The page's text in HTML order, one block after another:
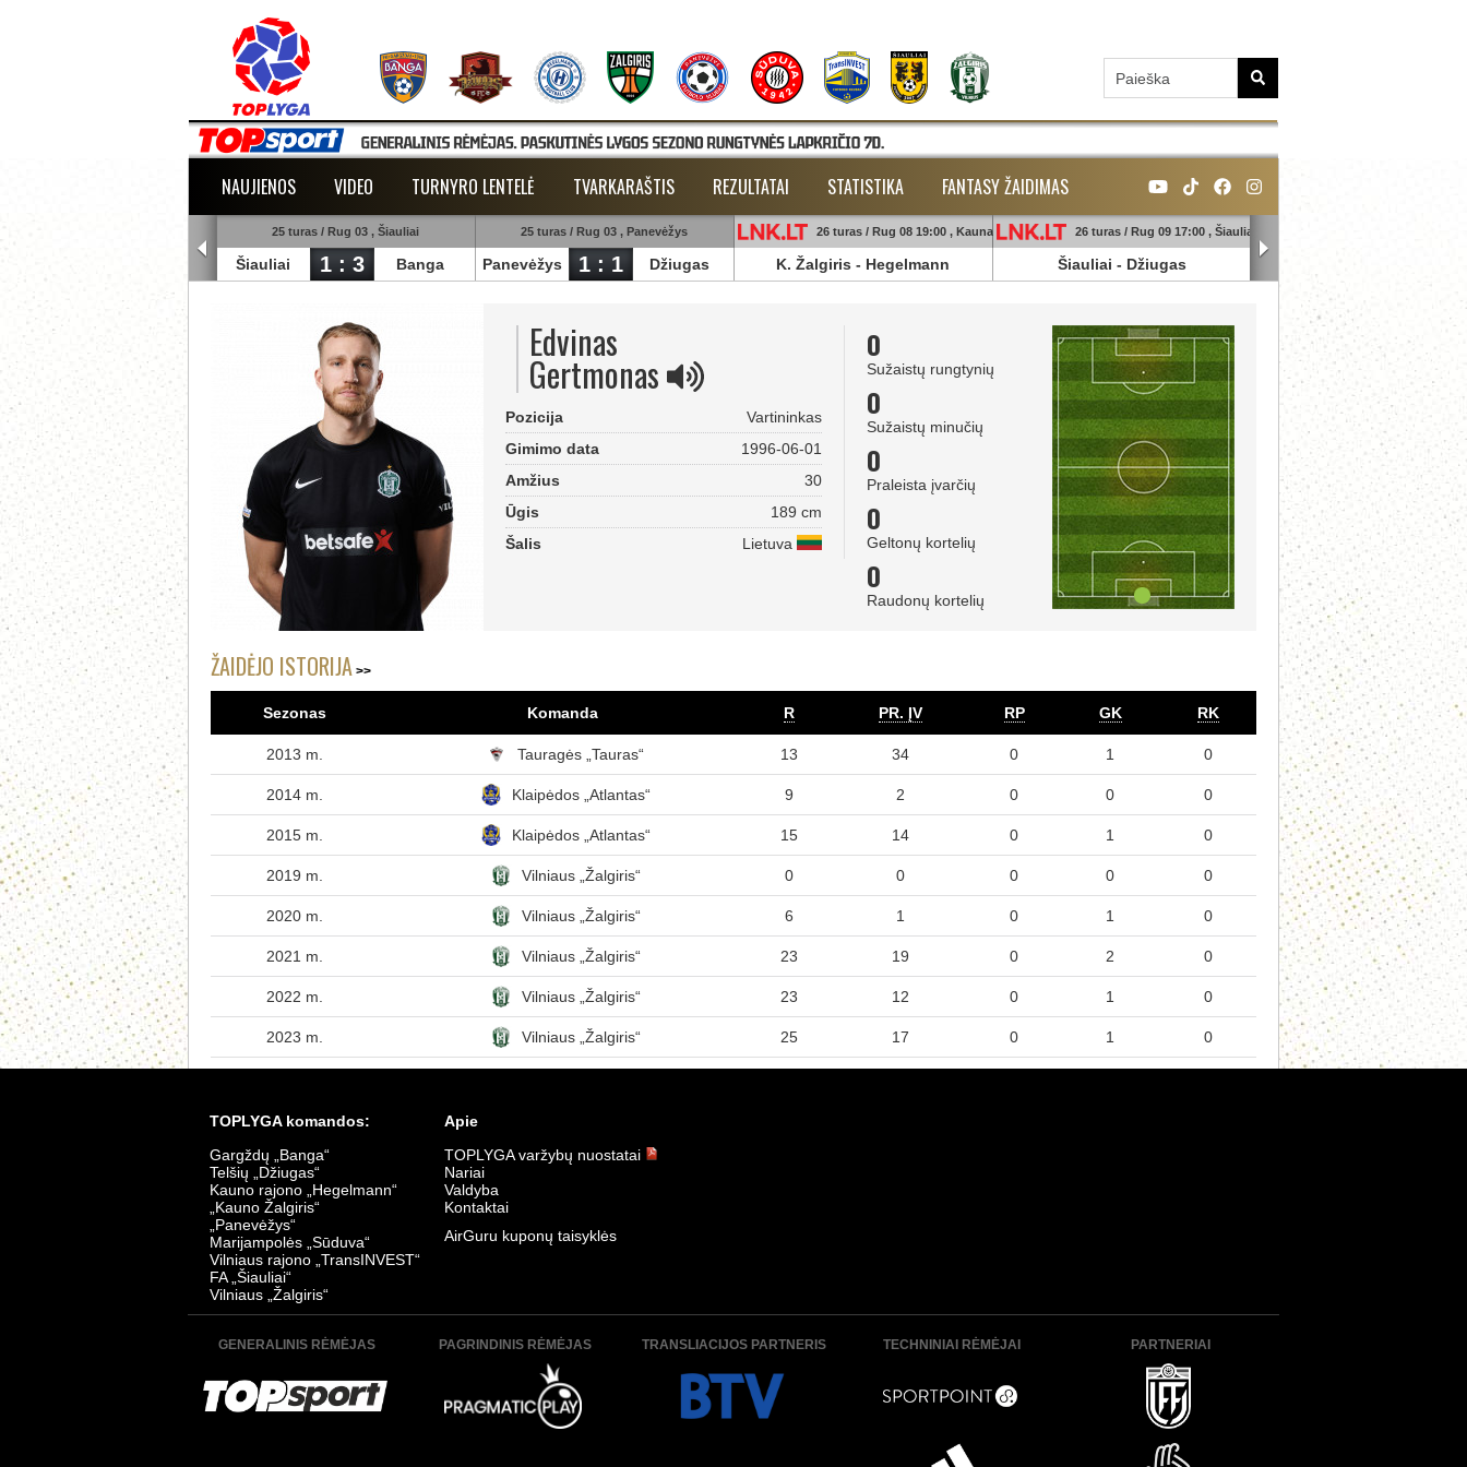
NAUJIENOS VIDEO TURNYRO LENTELĖ TVARKARAŠTIS REZULTATAI STATISTIKA FANTASY ŽAIDIMAS
25 turas / Rug 03 , Šiauliai
Šiauliai 1 : 3 Banga
25 turas / Rug 03 , Panevėžys
Panevėžys 1 : 1 Džiugas
26 turas / Rug 08 19:00 , Kaunas
K. Žalgiris - Hegelmann
26 turas / Rug 09 17:00 , Šiauliai
Šiauliai - Džiugas
Edvinas
Gertmonas
Pozicija
Vartininkas
Gimimo data
1996-06-01
Amžius
30
Ūgis
189 cm
Šalis
Lietuva
0
Sužaistų rungtynių
0
Sužaistų minučių
0
Praleista įvarčių
0
Geltonų kortelių
0
Raudonų kortelių
ŽAIDĖJO ISTORIJA
Sezonas Komanda R PR. ĮV RP GK RK
2013 m. Tauragės „Tauras“ 13 34 0 1 0
2014 m. Klaipėdos „Atlantas“ 9 2 0 0 0
2015 m. Klaipėdos „Atlantas“ 15 14 0 1 0
2019 m. Vilniaus „Žalgiris“ 0 0 0 0 0
2020 m. Vilniaus „Žalgiris“ 6 1 0 1 0
2021 m. Vilniaus „Žalgiris“ 23 19 0 2 0
2022 m. Vilniaus „Žalgiris“ 23 12 0 1 0
2023 m. Vilniaus „Žalgiris“ 25 17 0 1 0
TOPLYGA komandos:
Gargždų „Banga“
Telšių „Džiugas“
Kauno rajono „Hegelmann“
„Kauno Žalgiris“
„Panevėžys“
Marijampolės „Sūduva“
Vilniaus rajono „TransINVEST“
FA „Šiauliai“
Vilniaus „Žalgiris“
Apie
TOPLYGA varžybų nuostatai
Nariai
Valdyba
Kontaktai
AirGuru kuponų taisyklės
GENERALINIS RĖMĖJAS PAGRINDINIS RĖMĖJAS TRANSLIACIJOS PARTNERIS TECHNINIAI RĖMĖJAI PARTNERIAI